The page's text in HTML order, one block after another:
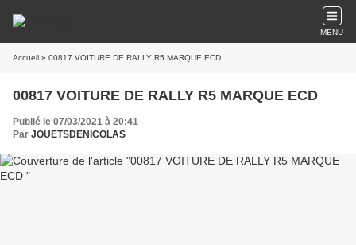
MENU
Accueil » 00817 VOITURE DE RALLY R5 MARQUE ECD
00817 VOITURE DE RALLY R5 MARQUE ECD
Publié le 07/03/2021 à 20:41
Par JOUETSDENICOLAS